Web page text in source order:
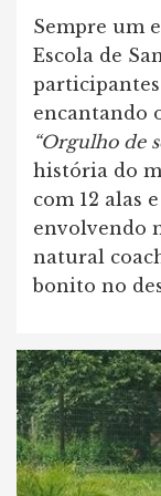
Sempre um
Escola de
encantando
“Orgulho de
história do
com 12 alas
envolvendo
natural
bonito no